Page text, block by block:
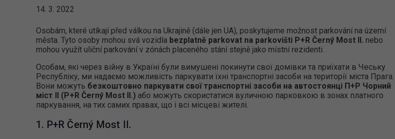
14. 3. 2022
Osobám, které utíkají před válkou na Ukrajině (dále jen UA), poskytujeme možnost parkování na území
města. Tyto osoby mohou svá vozidla bezplatně parkovat na parkovišti P+R Černý Most II. nebo
mohou využít uliční parkování v zónách placeného stání stejně jako místní rezidenti.
Особам, які через війну в Україні були вимушені покинути свої домівки та приїхати в Чеську
Республіку, ми надаємо можливість паркувати їхні транспортні засоби на території міста Прага.
Вони можуть безкоштовно паркувати свої транспортні засоби на автостоянці П+Р Чорний
міст ІІ (P+R Černý Most II.) або можуть скористатися вуличною парковкою в зонах платного
паркування, на тих самих правах, що і всі місцеві жителі.
1. P+R Černý Most II.